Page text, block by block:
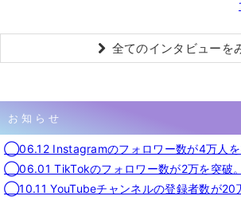
全てのインタビューを
お知らせ
◯06.12 Instagramのフォロワー数が4万人を
◯06.01 TikTokのフォロワー数が2万を突破。
◯10.11 YouTubeチャンネルの登録者数が20